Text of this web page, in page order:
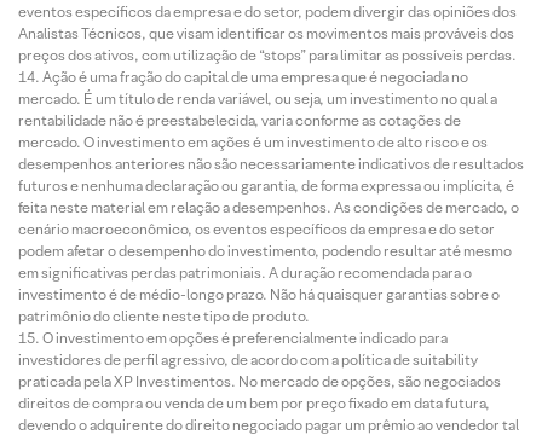
eventos específicos da empresa e do setor, podem divergir das opiniões dos
Analistas Técnicos, que visam identificar os movimentos mais prováveis dos
preços dos ativos, com utilização de “stops” para limitar as possíveis perdas.
Ação é uma fração do capital de uma empresa que é negociada no
mercado. É um título de renda variável, ou seja, um investimento no qual a
rentabilidade não é preestabelecida, varia conforme as cotações de
mercado. O investimento em ações é um investimento de alto risco e os
desempenhos anteriores não são necessariamente indicativos de resultados
futuros e nenhuma declaração ou garantia, de forma expressa ou implícita, é
feita neste material em relação a desempenhos. As condições de mercado, o
cenário macroeconômico, os eventos específicos da empresa e do setor
podem afetar o desempenho do investimento, podendo resultar até mesmo
em significativas perdas patrimoniais. A duração recomendada para o
investimento é de médio-longo prazo. Não há quaisquer garantias sobre o
patrimônio do cliente neste tipo de produto.
O investimento em opções é preferencialmente indicado para
investidores de perfil agressivo, de acordo com a política de suitability
praticada pela XP Investimentos. No mercado de opções, são negociados
direitos de compra ou venda de um bem por preço fixado em data futura,
devendo o adquirente do direito negociado pagar um prêmio ao vendedor tal